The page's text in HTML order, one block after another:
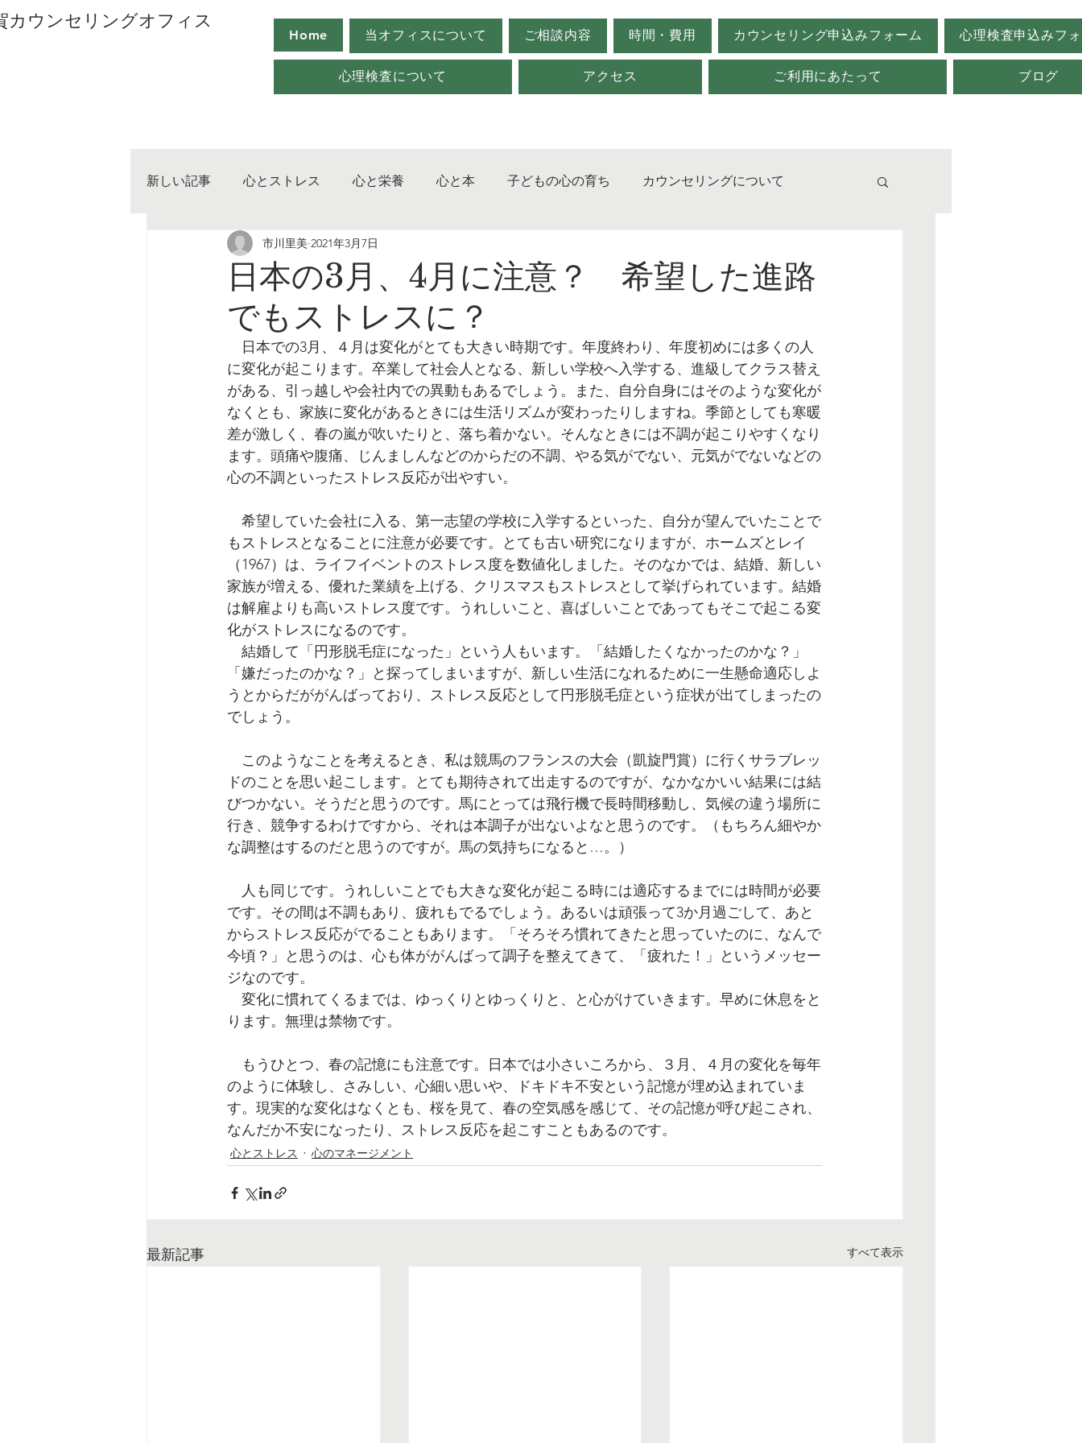
カウンセリングオフィス
Home 当オフィスについて ご相談内容 時間・費用 カウンセリング申込みフォーム 心理検査申込みフ
心理検査について アクセス ご利用にあたって ブログ
新しい記事 心とストレス 心と栄養 心と本 子どもの心の育ち カウンセリングについて
心の取り扱い 心のマネージメント
日本の3月、4月に注意？ 希望した進路
でもストレスに？
市川里美 2021年3月7日
日本での3月、４月は変化がとても大きい時期です。年度終わり、年度初めには多くの人
に変化が起こります。卒業して社会人となる、新しい学校へ入学する、進級してクラス替え
がある、引っ越しや会社内での異動もあるでしょう。また、自分自身にはそのような変化が
なくとも、家族に変化があるときには生活リズムが変わったりしますね。季節としても寒暖
差が激しく、春の嵐が吹いたりと、落ち着かない。そんなときには不調が起こりやすくなり
ます。頭痛や腹痛、じんましんなどのからだの不調、やる気がでない、元気がでないなどの
心の不調といったストレス反応が出やすい。
希望していた会社に入る、第一志望の学校に入学するといった、自分が望んでいたことで
もストレスとなることに注意が必要です。とても古い研究になりますが、ホームズとレイ
（1967）は、ライフイベントのストレス度を数値化しました。そのなかでは、結婚、新しい
家族が増える、優れた業績を上げる、クリスマスもストレスとして挙げられています。結婚
は解雇よりも高いストレス度です。うれしいこと、喜ばしいことであってもそこで起こる変
化がストレスになるのです。
結婚して「円形脱毛症になった」という人もいます。「結婚したくなかったのかな？」
「嫌だったのかな？」と探ってしまいますが、新しい生活になれるために一生懸命適応しよ
うとからだががんばっており、ストレス反応として円形脱毛症という症状が出てしまったの
でしょう。
このようなことを考えるとき、私は競馬のフランスの大会（凱旋門賞）に行くサラブレッ
ドのことを思い起こします。とても期待されて出走するのですが、なかなかいい結果には結
びつかない。そうだと思うのです。馬にとっては飛行機で長時間移動し、気候の違う場所に
行き、競争するわけですから、それは本調子が出ないよなと思うのです。（もちろん細やか
な調整はするのだと思うのですが。馬の気持ちになると…。）
人も同じです。うれしいことでも大きな変化が起こる時には適応するまでには時間が必要
です。その間は不調もあり、疲れもでるでしょう。あるいは頑張って3か月過ごして、あと
からストレス反応がでることもあります。「そろそろ慣れてきたと思っていたのに、なんで
今頃？」と思うのは、心も体ががんばって調子を整えてきて、「疲れた！」というメッセー
ジなのです。
変化に慣れてくるまでは、ゆっくりとゆっくりと、と心がけていきます。早めに休息をと
ります。無理は禁物です。
もうひとつ、春の記憶にも注意です。日本では小さいころから、３月、４月の変化を毎年
のように体験し、さみしい、心細い思いや、ドキドキ不安という記憶が埋め込まれていま
す。現実的な変化はなくとも、桜を見て、春の空気感を感じて、その記憶が呼び起こされ、
なんだか不安になったり、ストレス反応を起こすこともあるのです。
心とストレス 心のマネージメント
最新記事 すべて表示